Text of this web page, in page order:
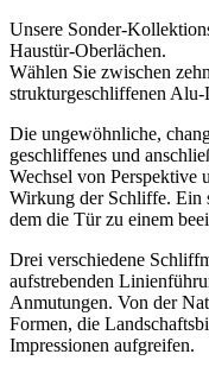
Unsere Sonder-
Haustür-Oberlächen.
Wählen Sie zwischen
strukturgeschliffenen Alu-
Die ungewöhnliche,
geschliffenes und
Wechsel von Perspektive
Wirkung der Schliffe. Ein
dem die Tür zu einem
Drei verschiedene
aufstrebenden
Anmutungen. Von der
Formen, die
Impressionen aufgreifen.